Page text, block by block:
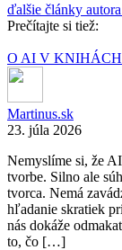
ďalšie články autora
Prečítajte si tiež:
O AI V KNIHÁCH
Martinus.sk
23. júla 2026
Nemyslíme si, že
tvorbe. Silno ale
tvorca. Nemá
hľadanie skratiek
nás dokáže
to, čo […]